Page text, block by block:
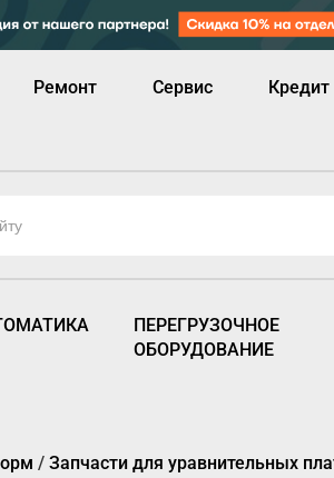
Ремонт Сервис Кредит
ПЕРЕГРУЗОЧНОЕ
ОБОРУДОВАНИЕ
/ Запчасти для уравнительных